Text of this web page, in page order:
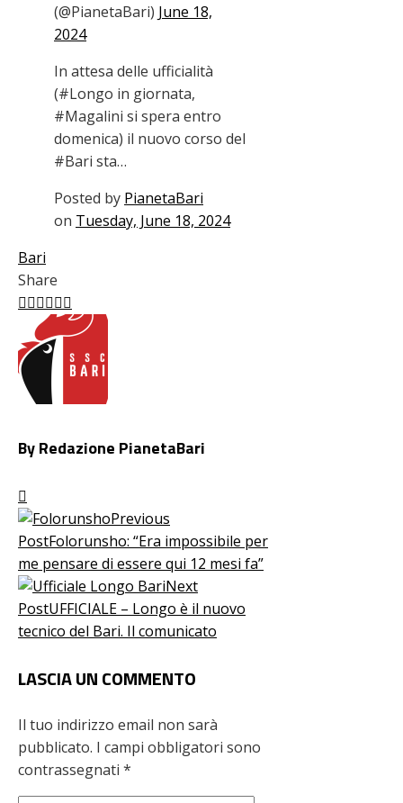
(@PianetaBari) June 18,
2024
In attesa delle ufficialità
(#Longo in giornata,
#Magalini si spera entro
domenica) il nuovo corso del
#Bari sta…
Posted by PianetaBari
on Tuesday, June 18, 2024
Bari
Share
Facebook
Twitter
LinkedIn
Pinterest
Stumbleupon
By Redazione PianetaBari
Previous
PostFolorunsho: “Era impossibile per
me pensare di essere qui 12 mesi fa”
Next
PostUFFICIALE – Longo è il nuovo
tecnico del Bari. Il comunicato
LASCIA UN COMMENTO
Il tuo indirizzo email non sarà
pubblicato. I campi obbligatori sono
contrassegnati *